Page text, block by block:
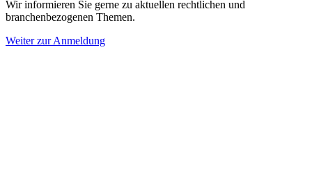
Wir informieren Sie gerne zu aktuellen rechtlichen und
branchenbezogenen Themen.
Weiter zur Anmeldung